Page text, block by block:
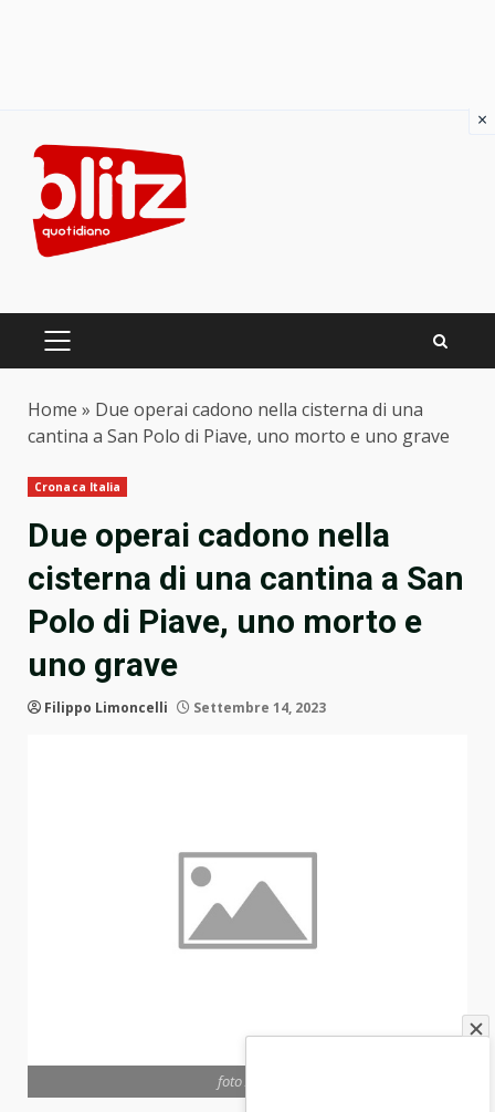
content
PRIMARY
Home » Due operai cadono nella cisterna di una
cantina a San Polo di Piave, uno morto e uno grave
Cronaca Italia
Due operai cadono nella
cisterna di una cantina a San
Polo di Piave, uno morto e
uno grave
Filippo Limoncelli Settembre 14, 2023
foto ANSA
×